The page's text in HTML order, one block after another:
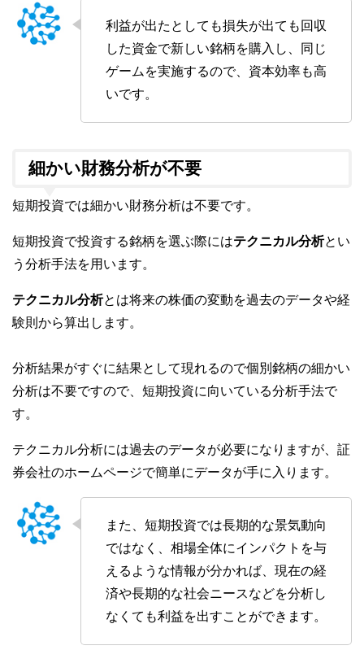
利益が出たとしても損失が出ても回収
した資金で新しい銘柄を購入し、同じ
ゲームを実施するので、資本効率も高
いです。
細かい財務分析が不要
短期投資では細かい財務分析は不要です。
短期投資で投資する銘柄を選ぶ際にはテクニカル分析とい
う分析手法を用います。
テクニカル分析とは将来の株価の変動を過去のデータや経
験則から算出します。
分析結果がすぐに結果として現れるので個別銘柄の細かい
分析は不要ですので、短期投資に向いている分析手法で
す。
テクニカル分析には過去のデータが必要になりますが、証
券会社のホームページで簡単にデータが手に入ります。
また、短期投資では長期的な景気動向
ではなく、相場全体にインパクトを与
えるような情報が分かれば、現在の経
済や長期的な社会ニースなどを分析し
なくても利益を出すことができます。